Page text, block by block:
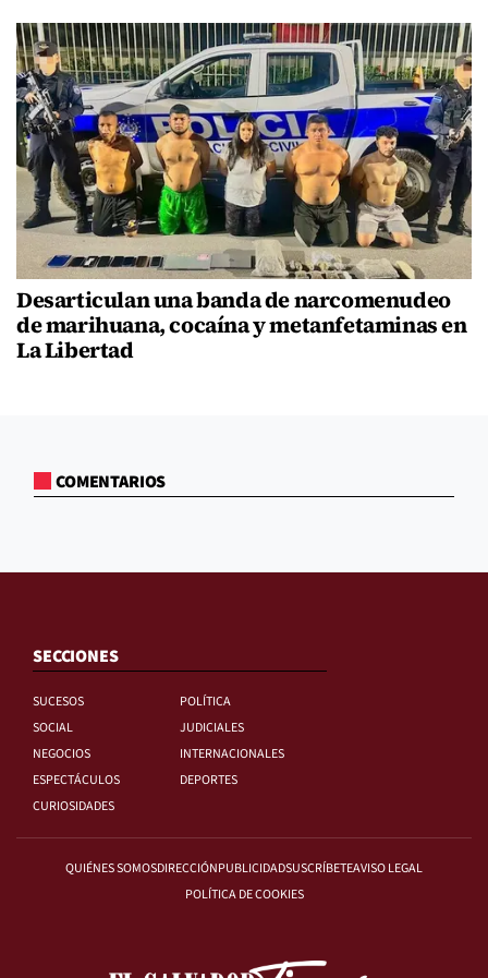
Desarticulan una banda de narcomenudeo
de marihuana, cocaína y metanfetaminas en
La Libertad
COMENTARIOS
SECCIONES
SUCESOS
POLÍTICA
SOCIAL
JUDICIALES
NEGOCIOS
INTERNACIONALES
ESPECTÁCULOS
DEPORTES
CURIOSIDADES
QUIÉNES SOMOSDIRECCIÓNPUBLICIDADSUSCRÍBETEAVISO LEGAL
POLÍTICA DE COOKIES